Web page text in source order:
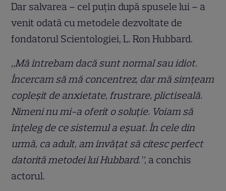
Dar salvarea – cel puțin după spusele lui – a
venit odată cu metodele dezvoltate de
fondatorul Scientologiei, L. Ron Hubbard.
„Mă întrebam dacă sunt normal sau idiot.
Încercam să mă concentrez, dar mă simțeam
copleșit de anxietate, frustrare, plictiseală.
Nimeni nu mi-a oferit o soluție. Voiam să
înțeleg de ce sistemul a eșuat. În cele din
urmă, ca adult, am învățat să citesc perfect
datorită metodei lui Hubbard.”, a conchis
actorul.